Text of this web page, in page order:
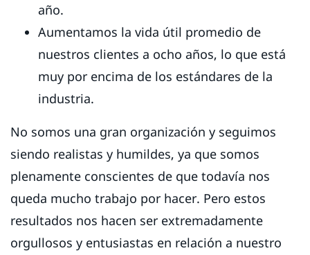
año.
Aumentamos la vida útil promedio de
nuestros clientes a ocho años, lo que está
muy por encima de los estándares de la
industria.
No somos una gran organización y seguimos
siendo realistas y humildes, ya que somos
plenamente conscientes de que todavía nos
queda mucho trabajo por hacer. Pero estos
resultados nos hacen ser extremadamente
orgullosos y entusiastas en relación a nuestro